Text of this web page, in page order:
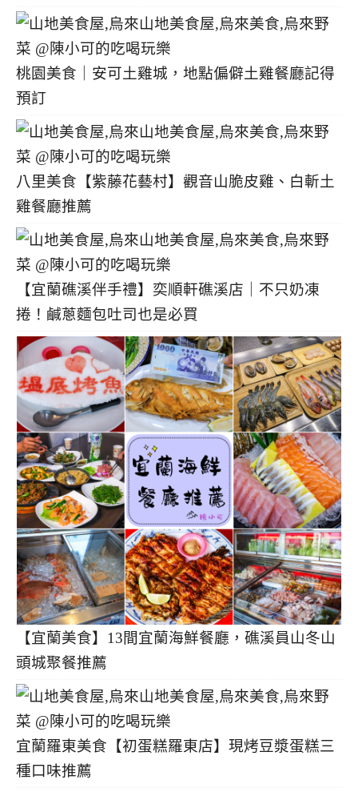
桃園美食｜安可土雞城，地點偏僻土雞餐廳記得
預訂
八里美食【紫藤花藝村】觀音山脆皮雞、白斬土
雞餐廳推薦
【宜蘭礁溪伴手禮】奕順軒礁溪店｜不只奶凍
捲！鹹蔥麵包吐司也是必買
【宜蘭美食】13間宜蘭海鮮餐廳，礁溪員山冬山
頭城聚餐推薦
宜蘭羅東美食【初蛋糕羅東店】現烤豆漿蛋糕三
種口味推薦